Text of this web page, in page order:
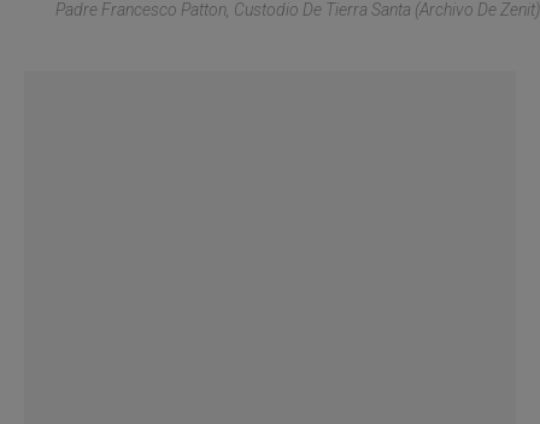
Padre Francesco Patton, Custodio De Tierra Santa (Archivo De Zenit)